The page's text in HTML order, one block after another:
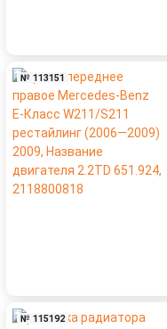
№ 113151
№ 115192